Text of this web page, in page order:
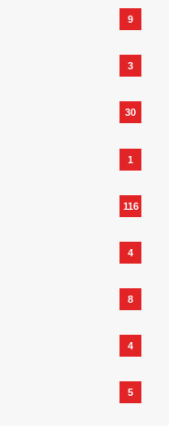
9
3
30
1
116
4
8
4
5